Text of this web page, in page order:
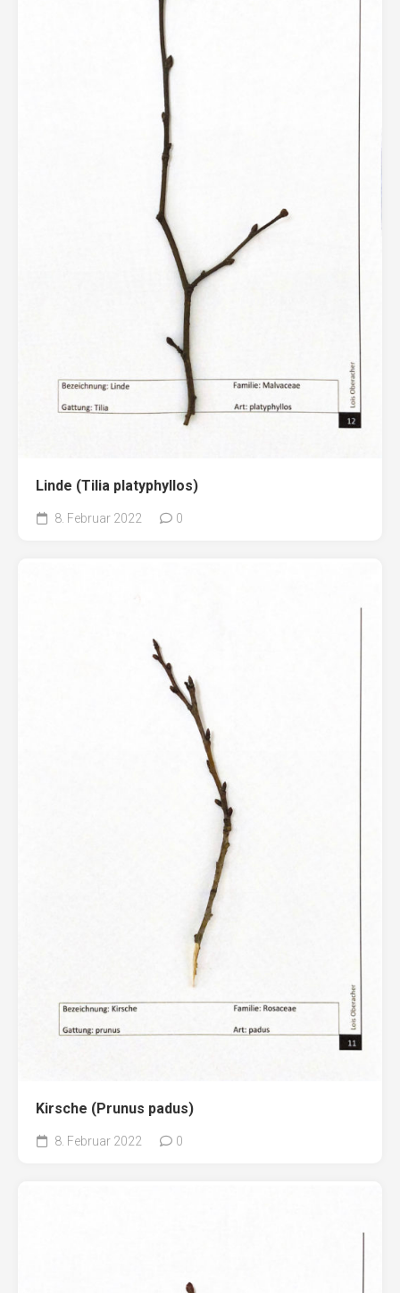
Linde (Tilia platyphyllos)
8. Februar 2022 0
Kirsche (Prunus padus)
8. Februar 2022 0